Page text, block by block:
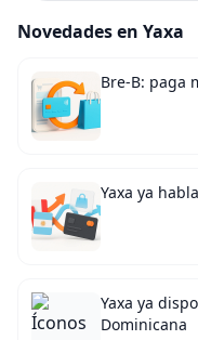
Novedades en Yaxa
Bre-B: paga
Yaxa ya
Yaxa ya
Dominicana